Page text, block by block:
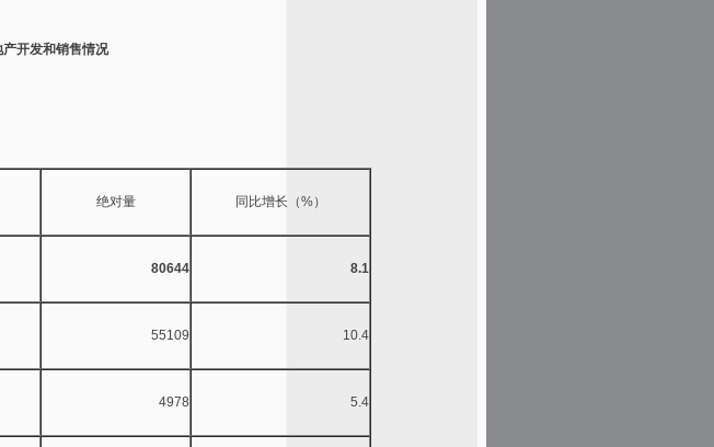
开发和销售情况
绝对量 同比增长（%）
80644 8.1
55109 10.4
4978 5.4